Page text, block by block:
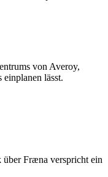
von Averoy,
einplanen lässt.
über Fræna verspricht ein